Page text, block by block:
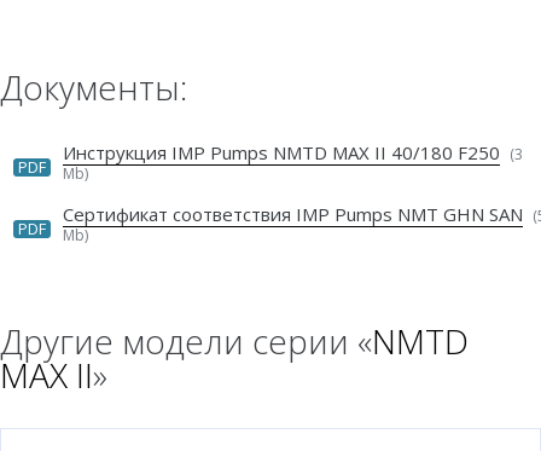
Документы:
PDF
Инструкция IMP Pumps NMTD MAX II 40/180 F250 (3
Mb)
PDF
Сертификат соответствия IMP Pumps NMT GHN SAN
Mb)
Другие модели серии «NMTD
MAX II»